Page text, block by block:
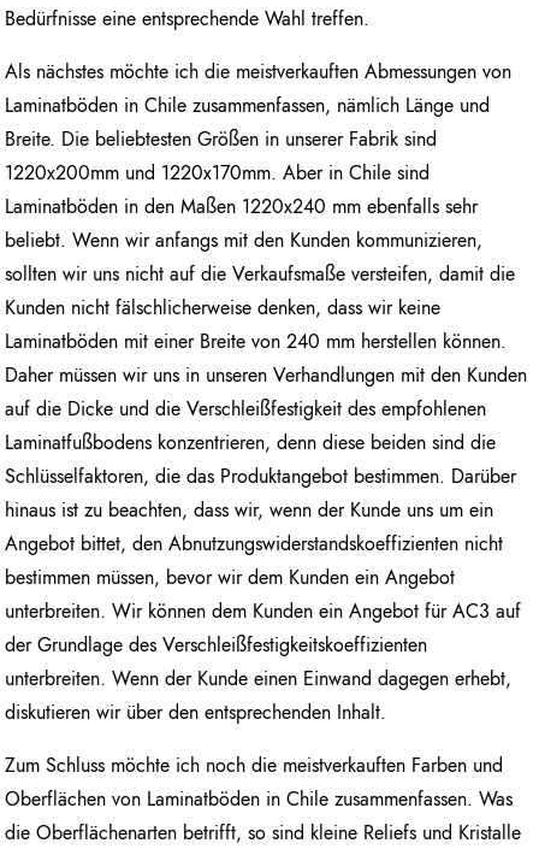
Bedürfnisse eine entsprechende Wahl treffen.
Als nächstes möchte ich die meistverkauften Abmessungen von
Laminatböden in Chile zusammenfassen, nämlich Länge und
Breite. Die beliebtesten Größen in unserer Fabrik sind
1220x200mm und 1220x170mm. Aber in Chile sind
Laminatböden in den Maßen 1220x240 mm ebenfalls sehr
beliebt. Wenn wir anfangs mit den Kunden kommunizieren,
sollten wir uns nicht auf die Verkaufsmaße versteifen, damit die
Kunden nicht fälschlicherweise denken, dass wir keine
Laminatböden mit einer Breite von 240 mm herstellen können.
Daher müssen wir uns in unseren Verhandlungen mit den Kunden
auf die Dicke und die Verschleißfestigkeit des empfohlenen
Laminatfußbodens konzentrieren, denn diese beiden sind die
Schlüsselfaktoren, die das Produktangebot bestimmen. Darüber
hinaus ist zu beachten, dass wir, wenn der Kunde uns um ein
Angebot bittet, den Abnutzungswiderstandskoeffizienten nicht
bestimmen müssen, bevor wir dem Kunden ein Angebot
unterbreiten. Wir können dem Kunden ein Angebot für AC3 auf
der Grundlage des Verschleißfestigkeitskoeffizienten
unterbreiten. Wenn der Kunde einen Einwand dagegen erhebt,
diskutieren wir über den entsprechenden Inhalt.
Zum Schluss möchte ich noch die meistverkauften Farben und
Oberflächen von Laminatböden in Chile zusammenfassen. Was
die Oberflächenarten betrifft, so sind kleine Reliefs und Kristalle